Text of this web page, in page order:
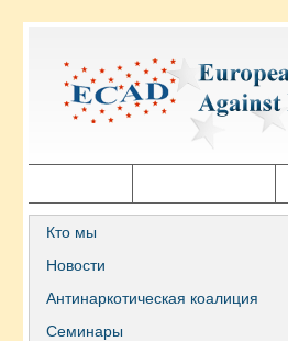
Кто мы
Новости
Антинаркотическая коалиция
Семинары